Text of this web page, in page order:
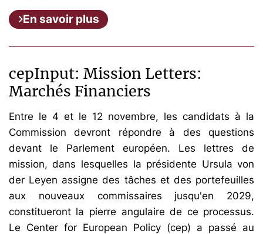
En savoir plus
cepInput: Mission Letters:
Marchés Financiers
Entre le 4 et le 12 novembre, les candidats à la
Commission devront répondre à des questions
devant le Parlement européen. Les lettres de
mission, dans lesquelles la présidente Ursula von
der Leyen assigne des tâches et des portefeuilles
aux nouveaux commissaires jusqu'en 2029,
constitueront la pierre angulaire de ce processus.
Le Center for European Policy (cep) a passé au